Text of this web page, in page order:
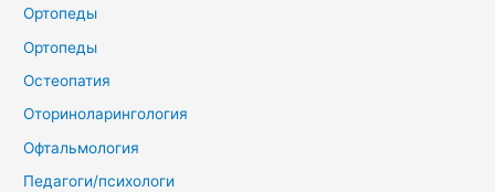
Ортопеды
Ортопеды
Остеопатия
Оториноларингология
Офтальмология
Педагоги/психологи